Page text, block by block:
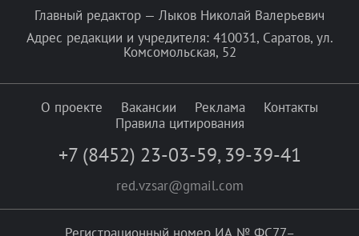
Главный редактор — Лыков Николай Валерьевич
Адрес редакции и учредителя: 410031, Саратов, ул.
Комсомольская, 52
О проекте Вакансии Реклама
Контакты
Правила цитирования
+7 (8452) 23-03-59, 39-39-41
red.vzsar@gmail.com